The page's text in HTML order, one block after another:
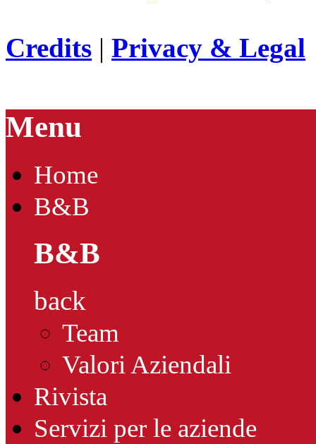
Credits | Privacy & Legal
Menu
Home
B&B
B&B
back
Team
Valori Aziendali
Rivista
Servizi per le aziende